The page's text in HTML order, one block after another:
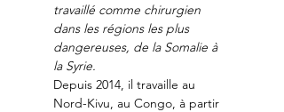
travaillé comme chirurgien
dans les régions les plus
dangereuses, de la Somalie à
la Syrie.
Depuis 2014, il travaille au
Nord-Kivu, au Congo, à partir